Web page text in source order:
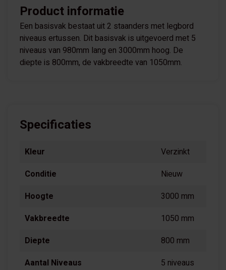
Product informatie
Een basisvak bestaat uit 2 staanders met legbord
niveaus ertussen. Dit basisvak is uitgevoerd met 5
niveaus van 980mm lang en 3000mm hoog. De
diepte is 800mm, de vakbreedte van 1050mm.
Specificaties
Kleur
Verzinkt
Conditie
Nieuw
Hoogte
3000 mm
Vakbreedte
1050 mm
Diepte
800 mm
Aantal Niveaus
5 niveaus